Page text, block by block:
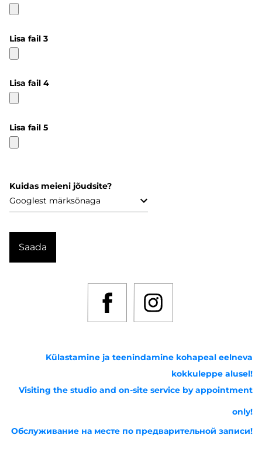
Lisa fail 3
Lisa fail 4
Lisa fail 5
Kuidas meieni jõudsite?
Külastamine ja teenindamine kohapeal eelneva
kokkuleppe alusel!
Visiting the studio and on-site service by appointment
only!
Обслуживание на месте по предварительной записи!